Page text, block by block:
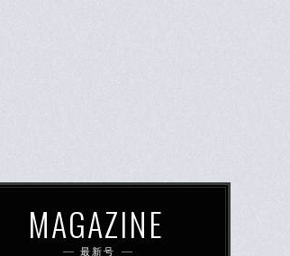
MAGAZINE
最新号